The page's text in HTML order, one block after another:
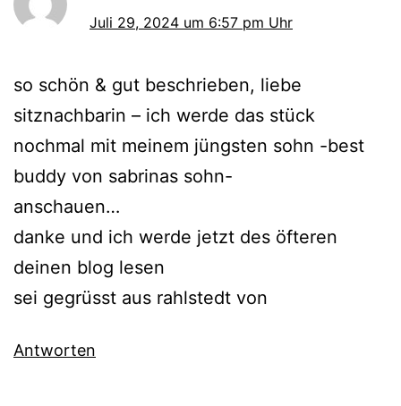
Juli 29, 2024 um 6:57 pm Uhr
so schön & gut beschrieben, liebe
sitznachbarin – ich werde das stück
nochmal mit meinem jüngsten sohn -best
buddy von sabrinas sohn-
anschauen…
danke und ich werde jetzt des öfteren
deinen blog lesen
sei gegrüsst aus rahlstedt von
Antworten